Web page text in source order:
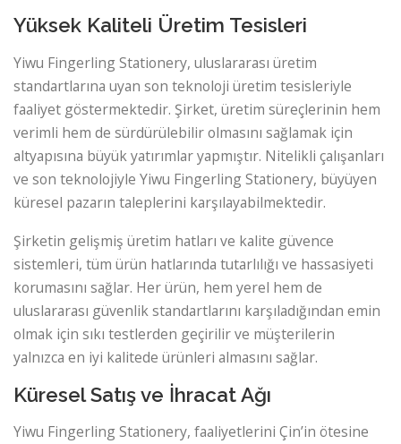
Yüksek Kaliteli Üretim Tesisleri
Yiwu Fingerling Stationery, uluslararası üretim
standartlarına uyan son teknoloji üretim tesisleriyle
faaliyet göstermektedir. Şirket, üretim süreçlerinin hem
verimli hem de sürdürülebilir olmasını sağlamak için
altyapısına büyük yatırımlar yapmıştır. Nitelikli çalışanları
ve son teknolojiyle Yiwu Fingerling Stationery, büyüyen
küresel pazarın taleplerini karşılayabilmektedir.
Şirketin gelişmiş üretim hatları ve kalite güvence
sistemleri, tüm ürün hatlarında tutarlılığı ve hassasiyeti
korumasını sağlar. Her ürün, hem yerel hem de
uluslararası güvenlik standartlarını karşıladığından emin
olmak için sıkı testlerden geçirilir ve müşterilerin
yalnızca en iyi kalitede ürünleri almasını sağlar.
Küresel Satış ve İhracat Ağı
Yiwu Fingerling Stationery, faaliyetlerini Çin’in ötesine